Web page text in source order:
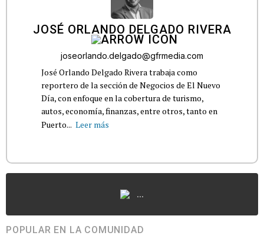
JOSÉ ORLANDO DELGADO RIVERA
joseorlando.delgado@gfrmedia.com
José Orlando Delgado Rivera trabaja como
reportero de la sección de Negocios de El Nuevo
Día, con enfoque en la cobertura de turismo,
autos, economía, finanzas, entre otros, tanto en
Puerto... Leer más
...
POPULAR EN LA COMUNIDAD